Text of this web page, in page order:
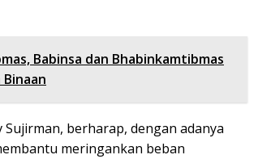
Babinsa dan Bhabinkamtibmas
berharap, dengan adanya
meringankan beban